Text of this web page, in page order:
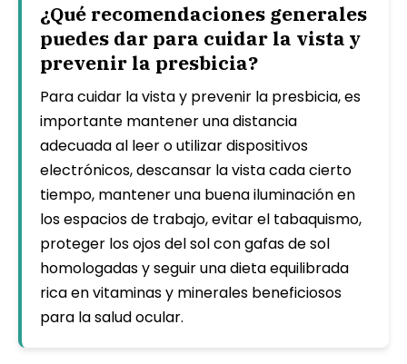
¿Qué recomendaciones generales
puedes dar para cuidar la vista y
prevenir la presbicia?
Para cuidar la vista y prevenir la presbicia, es
importante mantener una distancia
adecuada al leer o utilizar dispositivos
electrónicos, descansar la vista cada cierto
tiempo, mantener una buena iluminación en
los espacios de trabajo, evitar el tabaquismo,
proteger los ojos del sol con gafas de sol
homologadas y seguir una dieta equilibrada
rica en vitaminas y minerales beneficiosos
para la salud ocular.